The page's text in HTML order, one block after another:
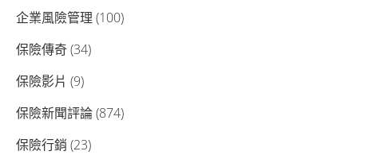
企業風險管理 (100)
保險傳奇(34)
保險影片 (9)
保險新聞評論(874)
保險行銷 (23)